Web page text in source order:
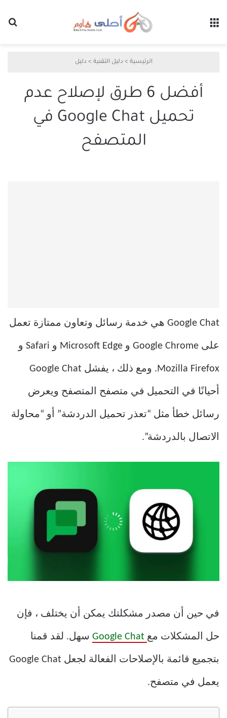
الرئيسية > دليل التقنية > دليل
أفضل 6 طرق لإصلاح عدم
تحميل Google Chat في
المتصفح
Google Chat هي خدمة رسائل وتعاون ممتازة تعمل
على Google Chrome و Microsoft Edge و Safari و
Mozilla Firefox. ومع ذلك ، يفشل Google Chat
أحيانًا في التحميل في متصفح المتصفح ويعرض
رسائل خطأ مثل “تعذر تحميل الدردشة” أو “محاولة
الاتصال بالدردشة”.
في حين أن مصدر مشكلتك يمكن أن يختلف ، فإن
حل المشكلات مع سهل. لقد قمنا
بتجميع قائمة بالإصلاحات الفعالة لجعل Google Chat
يعمل في متصفح.